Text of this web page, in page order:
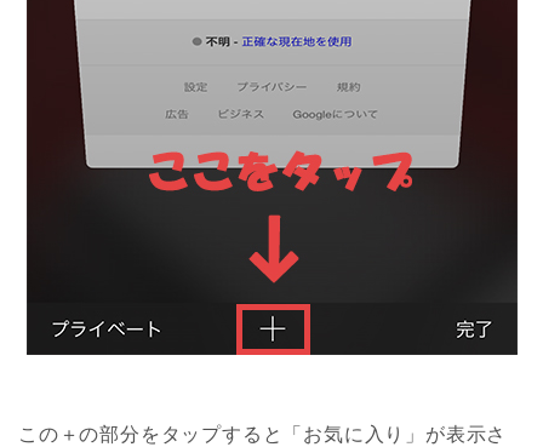
この＋の部分をタップすると「お気に入り」が表示さ